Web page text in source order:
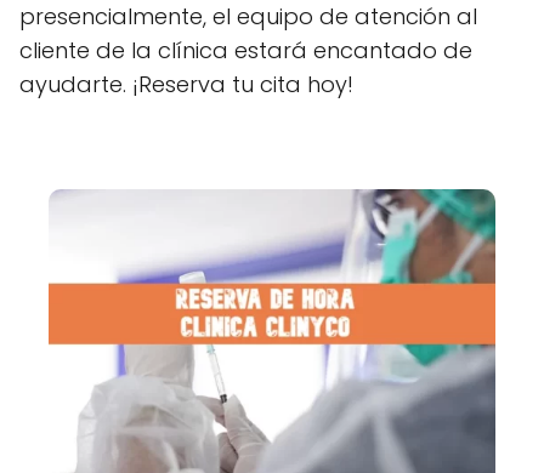
presencialmente, el equipo de atención al
cliente de la clínica estará encantado de
ayudarte. ¡Reserva tu cita hoy!